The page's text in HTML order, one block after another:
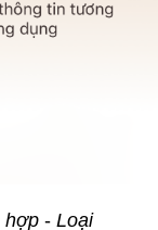
hợp - Loại